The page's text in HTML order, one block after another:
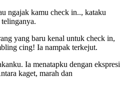
ngajak kamu check in.., kataku
yang baru kenal untuk check in,
cing! Ia nampak terkejut.
Ia menatapku dengan ekspresi
kaget, marah dan